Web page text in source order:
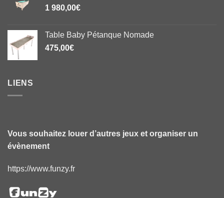
1 980,00€
Table Baby Pétanque Nomade
475,00€
LIENS
Vous souhaitez louer d’autres jeux et organiser un
évènement
https://www.funzy.fr